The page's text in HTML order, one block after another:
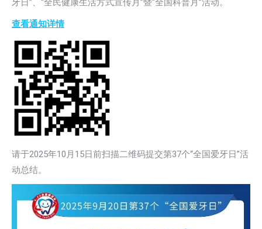
牙日”、“全民健康生活方式宣传月”暨“全国科普月”活动。
查看通知详情
请于2025年10月15日前扫描二维码提交第37个“全国爱牙日”活
动总结。